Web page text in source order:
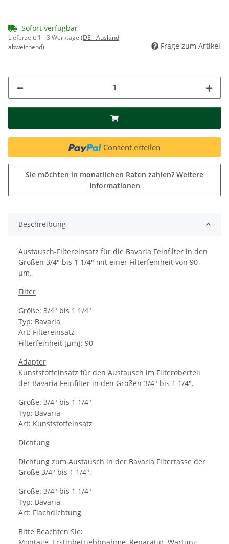
Sofort verfügbar
Lieferzeit: 1 - 3 Werktage (DE - Ausland
abweichend)
Frage zum Artikel
Consent erteilen
Sie möchten in monatlichen Raten zahlen? Weitere
Informationen
Beschreibung
Austausch-Filtereinsatz für die Bavaria Feinfilter in den
Größen 3/4" bis 1 1/4" mit einer Filterfeinheit von 90
µm.
Filter
Größe: 3/4" bis 1 1/4"
Typ: Bavaria
Art: Filtereinsatz
Filterfeinheit [µm]: 90
Adapter
Kunststoffeinsatz für den Austausch im Filteroberteil
der Bavaria Feinfilter in den Größen 3/4" bis 1 1/4".
Größe: 3/4" bis 1 1/4"
Typ: Bavaria
Art: Kunststoffeinsatz
Dichtung
Dichtung zum Austausch in der Bavaria Filtertasse der
Größe 3/4" bis 1 1/4".
Größe: 3/4" bis 1 1/4"
Typ: Bavaria
Art: Flachdichtung
Bitte Beachten Sie: